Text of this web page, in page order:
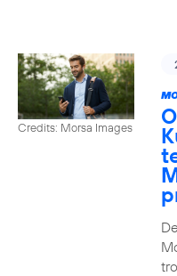
Credits: Morsa Images O